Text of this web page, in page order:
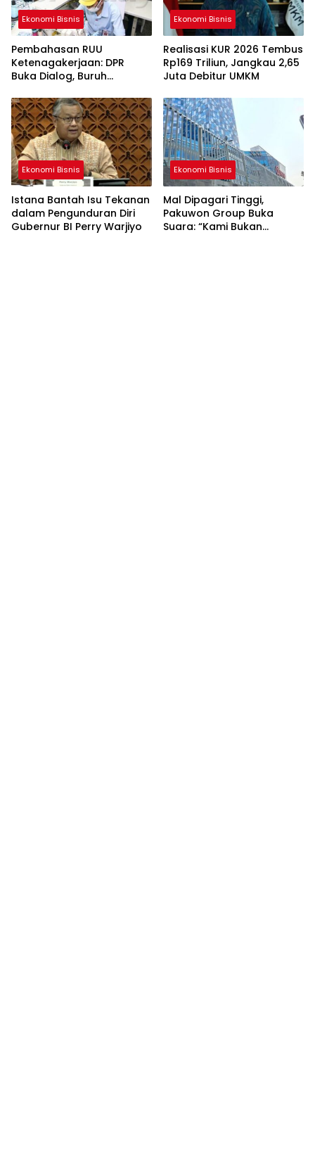
Ekonomi Bisnis
Pembahasan RUU
Ketenagakerjaan: DPR
Buka Dialog, Buruh
Jalur Konstitusional
Ekonomi Bisnis
Realisasi KUR 2026 Tembus
Rp169 Triliun, Jangkau 2,65
Juta Debitur UMKM
Ekonomi Bisnis
Istana Bantah Isu Tekanan
dalam Pengunduran Diri
Gubernur BI Perry Warjiyo
Ekonomi Bisnis
Mal Dipagari Tinggi,
Pakuwon Group Buka
Suara: “Kami Bukan